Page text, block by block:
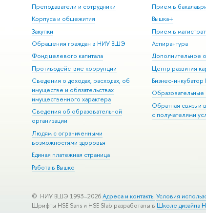
Преподаватели и сотрудники
Корпуса и общежития
Закупки
Обращения граждан в НИУ ВШЭ
Фонд целевого капитала
Противодействие коррупции
Сведения о доходах, расходах, об
имуществе и обязательствах
имущественного характера
Сведения об образовательной
организации
Людям с ограниченными
возможностями здоровья
Единая платежная страница
Работа в Вышке
Прием в
Вышка+
Прием в
Аспирантура
Дополнительное
Центр развития
Бизнес-
Образовательные
Обратная связь и
с получателями
© НИУ ВШЭ 1993–2026 Адреса и контакты Условия
Шрифты HSE Sans и HSE Slab разработаны в Школе дизайна